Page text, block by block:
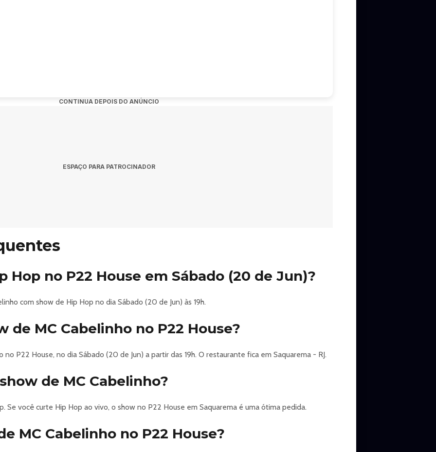
House em Saquarema.
única onde música, surf e lifestyle se encontram em um dos cenários mais incríveis do Brasil.
Saquarema — a capital do surf brasileiro — será palco de um dos eventos mais aguardados do
nomes da música, atletas de elite e um público seleto na vibe perfeita.
• +5521 • ARCA DE NOÉ (DJ SET) • CABELINHO • FERRUGEM
esporte, música e lifestyle.
praia
CONTINUA DEPOIS DO ANÚNCIO
ESPAÇO PARA PATROCINADOR
Hop no P22 House em Sábado (20 de Jun)?
com show de Hip Hop no dia Sábado (20 de Jun) às 19h.
de MC Cabelinho no P22 House?
P22 House, no dia Sábado (20 de Jun) a partir das 19h. O restaurante fica em Saquarema - RJ.
de MC Cabelinho?
Se você curte Hip Hop ao vivo, o show no P22 House em Saquarema é uma ótima pedida.
MC Cabelinho no P22 House?